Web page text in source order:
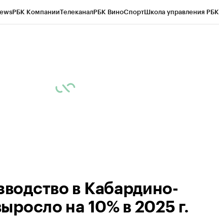
РБК КомпанииТелеканалРБК ВиноСпортШкола управления РБК
в Кабардино-
на 10% в 2025 г.